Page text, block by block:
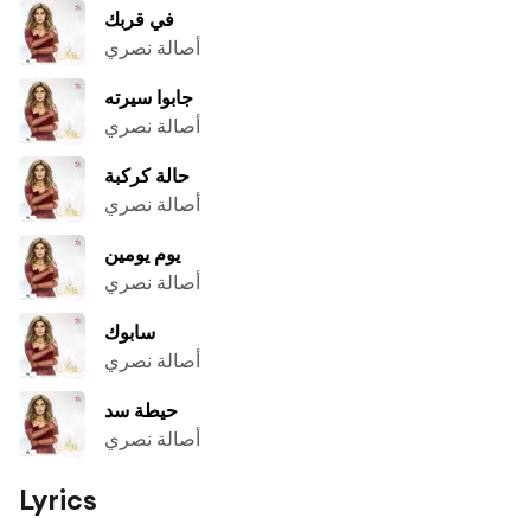
في قربك
أصالة نصري
جابوا سيرته
أصالة نصري
حالة كركبة
أصالة نصري
يوم يومين
أصالة نصري
سابوك
أصالة نصري
حيطة سد
أصالة نصري
Lyrics